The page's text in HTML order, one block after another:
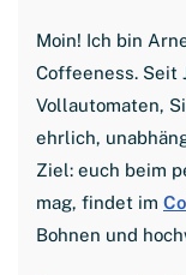
Moin! Ich bin
Coffeeness. Seit
Vollautomaten,
ehrlich,
Ziel: euch beim
mag, findet im
Bohnen und